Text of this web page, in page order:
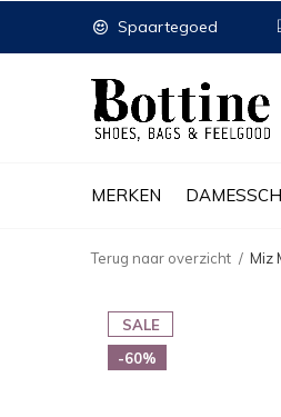
MERKEN
Spaartegoed
Terug naar overzicht Miz
SALE
-60%